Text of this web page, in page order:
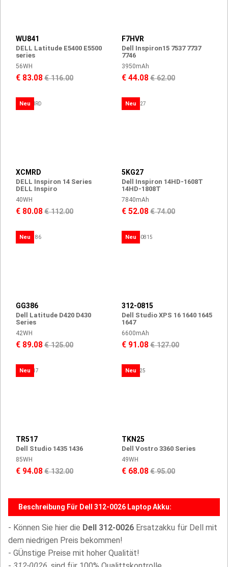
WU841
DELL Latitude E5400 E5500
series
56WH
€ 83.08€ 116.00
F7HVR
Dell Inspiron15 7537 7737
7746
3950mAh
€ 44.08€ 62.00
Neu
XCMRD
DELL Inspiron 14 Series
DELL Inspiro
40WH
€ 80.08€ 112.00
Neu
5KG27
Dell Inspiron 14HD-1608T
14HD-1808T
7840mAh
€ 52.08€ 74.00
Neu
GG386
Dell Latitude D420 D430
Series
42WH
€ 89.08€ 125.00
Neu
312-0815
Dell Studio XPS 16 1640 1645
1647
6600mAh
€ 91.08€ 127.00
Neu
TR517
Dell Studio 1435 1436
85WH
€ 94.08€ 132.00
Neu
TKN25
Dell Vostro 3360 Series
49WH
€ 68.08€ 95.00
Beschreibung Für Dell 312-0026 Laptop Akku:
- Können Sie hier die Dell 312-0026 Ersatzakku für Dell mit
dem niedrigen Preis bekommen!
- GÜnstige Preise mit hoher Qualität!